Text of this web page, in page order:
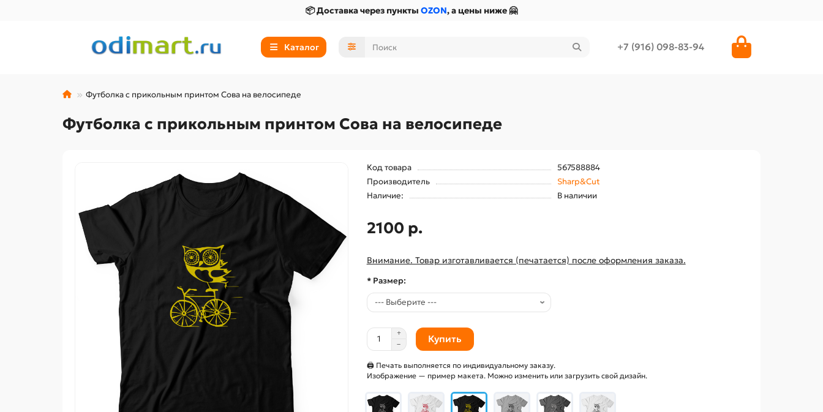
📦 Доставка через пункты OZON, а цены ниже 🤗
Каталог +7 (916) 098-83-94
Футболка с прикольным принтом Сова на велосипеде
Футболка с прикольным принтом Сова на велосипеде
Код товара
567588884
Производитель
Sharp&Cut
Наличие:
В наличии
2100 р.
Внимание. Товар изготавливается (печатается) после оформления заказа.
* Размер:
Купить
🖨 Печать выполняется по индивидуальному заказу.
Изображение — пример макета. Можно изменить или загрузить свой дизайн.